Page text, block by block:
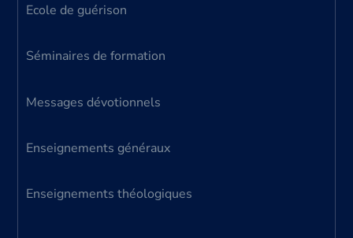
Ecole de guérison
Séminaires de formation
Messages dévotionnels
Enseignements généraux
Enseignements théologiques